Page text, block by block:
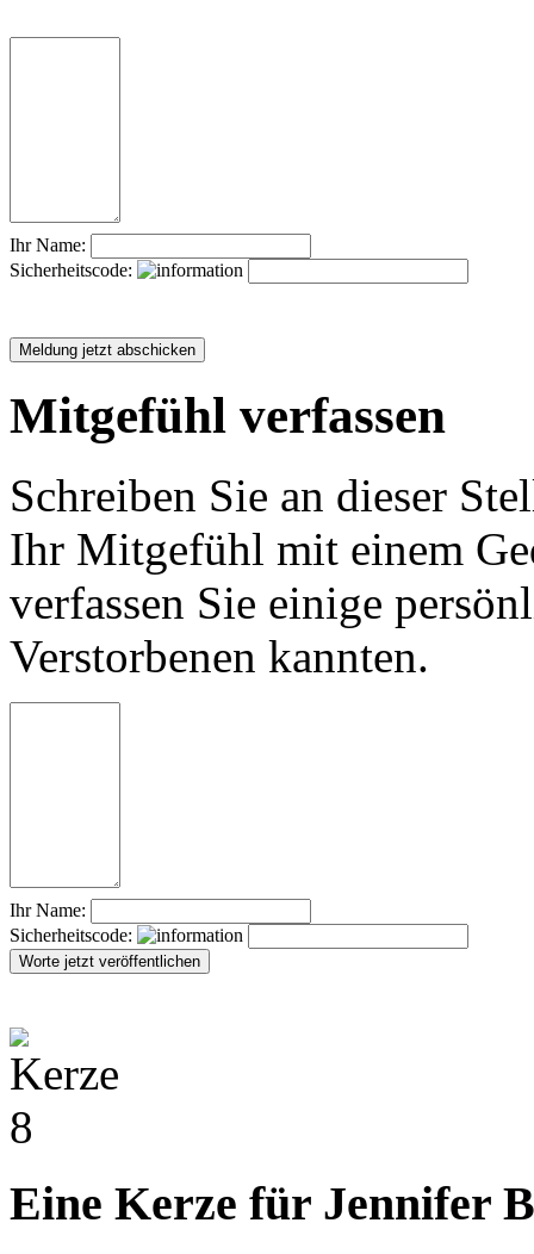
Ihr Name:
Sicherheitscode:
Mitgefühl verfassen
Schreiben Sie an dieser
Ihr Mitgefühl mit einem
verfassen Sie einige
Verstorbenen kannten.
Ihr Name:
Sicherheitscode:
Eine Kerze für Jennifer